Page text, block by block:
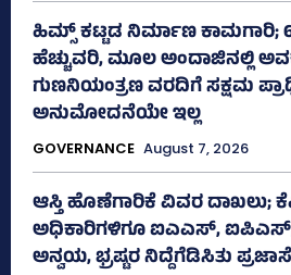
ಹಿಮ್ಸ್‌ ಕಟ್ಟಡ ನಿರ್ಮಾಣ ಕಾಮಗಾರಿ;
ಹೆಚ್ಚುವರಿ, ಮೂಲ ಅಂದಾಜಿನಲ್ಲಿ
ಗುಣನಿಯಂತ್ರಣ ವರದಿಗೆ ಸಕ್ಷಮ
ಅನುಮೋದನೆಯೇ ಇಲ್ಲ
GOVERNANCE August 7, 2026
ಆಸ್ತಿ ಹೊಣೆಗಾರಿಕೆ ವಿವರ ದಾಖಲು;
ಅಧಿಕಾರಿಗಳಿಗೂ ಐಎಎಸ್‌,
ಅನ್ವಯ, ಭ್ರಷ್ಟರ ನಿದ್ದೆಗೆಡಿಸಿತು